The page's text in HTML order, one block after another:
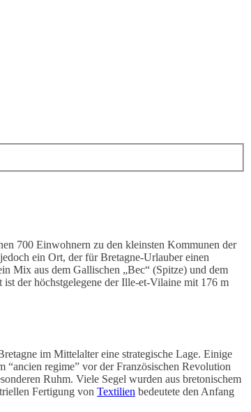
700 Einwohnern zu den kleinsten Kommunen der
ein Ort, der für Bretagne-Urlauber einen
Mix aus dem Gallischen „Bec“ (Spitze) und dem
der höchstgelegene der Ille-et-Vilaine mit 176 m
im Mittelalter eine strategische Lage. Einige
regime” vor der Französischen Revolution
Ruhm. Viele Segel wurden aus bretonischem
Fertigung von Textilien bedeutete den Anfang